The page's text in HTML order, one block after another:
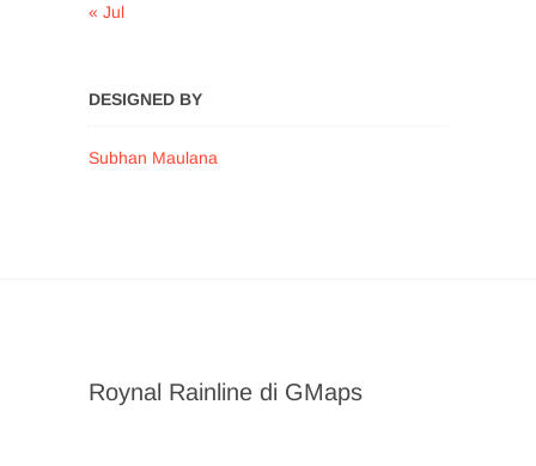
« Jul
DESIGNED BY
Subhan Maulana
Roynal Rainline di GMaps